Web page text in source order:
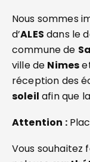
Nous sommes
d’ALES dans le
commune de
ville de Nimes
réception des
soleil afin que
Attention :
Vous souhaitez